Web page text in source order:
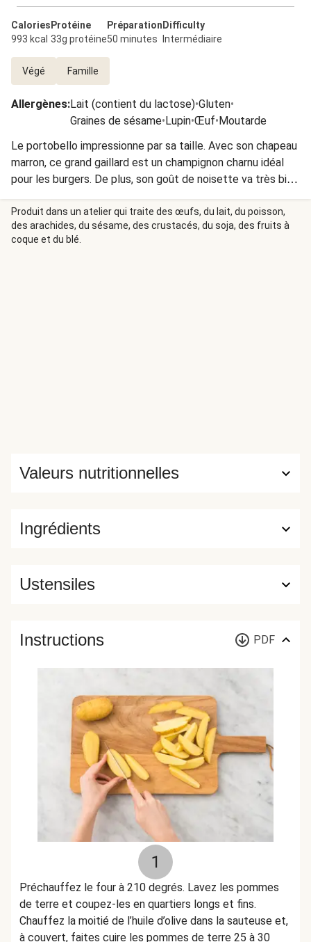
Calories
993 kcal
Protéine
33g protéine
Préparation
50 minutes
Difficulty
Intermédiaire
Végé Famille
Allergènes:Lait (contient du lactose)•Gluten•
Graines de sésame•Lupin•Œuf•Moutarde
Le portobello impressionne par sa taille. Avec son chapeau
marron, ce grand gaillard est un champignon charnu idéal
pour les burgers. De plus, son goût de noisette va très bien
avec les saveurs du romarin et du thym.
Produit dans un atelier qui traite des œufs, du lait, du poisson,
des arachides, du sésame, des crustacés, du soja, des fruits à
coque et du blé.
Ingrédients
Valeurs nutritionnelles
Ustensiles
Instructions PDF
1
Préchauffez le four à 210 degrés. Lavez les pommes
de terre et coupez-les en quartiers longs et fins.
Chauffez la moitié de l’huile d’olive dans la sauteuse et,
à couvert, faites cuire les pommes de terre 25 à 30